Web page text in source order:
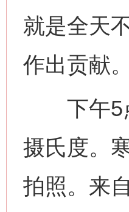
就是全天
作出贡献
下午5点
摄氏度。
拍照。来
网上购药对药下症